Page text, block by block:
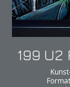
199